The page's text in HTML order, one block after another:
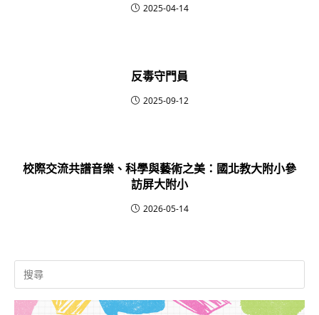
2025-04-14
反毒守門員
2025-09-12
校際交流共譜音樂、科學與藝術之美：國北教大附小參
訪屏大附小
2026-05-14
Search
for: